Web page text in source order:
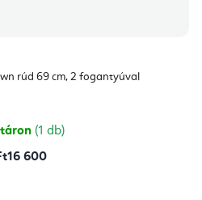
rúd 69 cm, 2 fogantyúval
(1 db)
600